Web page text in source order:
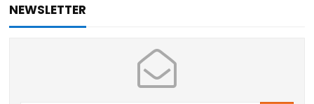
NEWSLETTER